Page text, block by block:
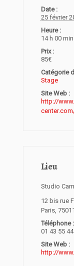
Date :
25 février
Heure :
14 h 00
Prix :
85€
Catégorie
Stage
Site Web :
http://
Lieu
Studio
12 bis rue
Paris, 75011
Téléphone :
01 43 55
Site Web :
http://